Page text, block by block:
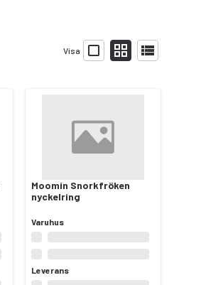
Visa
Moomin Snorkfröken
nyckelring
Varuhus
Leverans